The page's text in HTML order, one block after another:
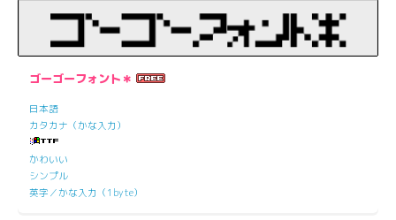
ゴーゴーフォント＊
日本語
カタカナ（かな入力）
かわいい
シンプル
英字／かな入力（1byte）